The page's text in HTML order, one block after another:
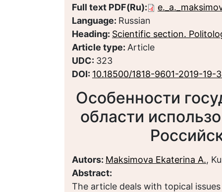
Full text PDF(Ru):
Language: Russian
Heading: Scientific section.
Article type: Article
UDC: 323
DOI: 10.18500/1818-9601-2019-19-
Особенности
области
Autors: Maksimova Ekaterina A.,
Abstract:
The article deals with topical